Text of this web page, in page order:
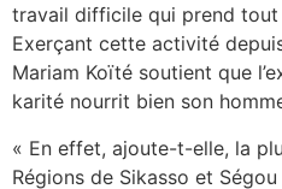
travail difficile qui prend tout
Exerçant cette activité
Mariam Koïté soutient que
karité nourrit bien son
« En effet, ajoute-t-elle, la
Régions de Sikasso et